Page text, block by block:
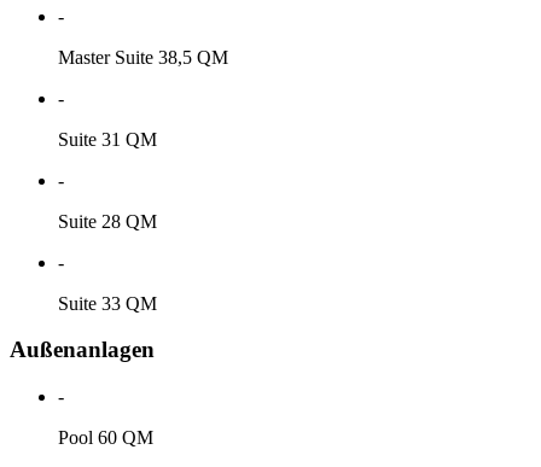
-
Master Suite 38,5 QM
-
Suite 31 QM
-
Suite 28 QM
-
Suite 33 QM
Außenanlagen
-
Pool 60 QM